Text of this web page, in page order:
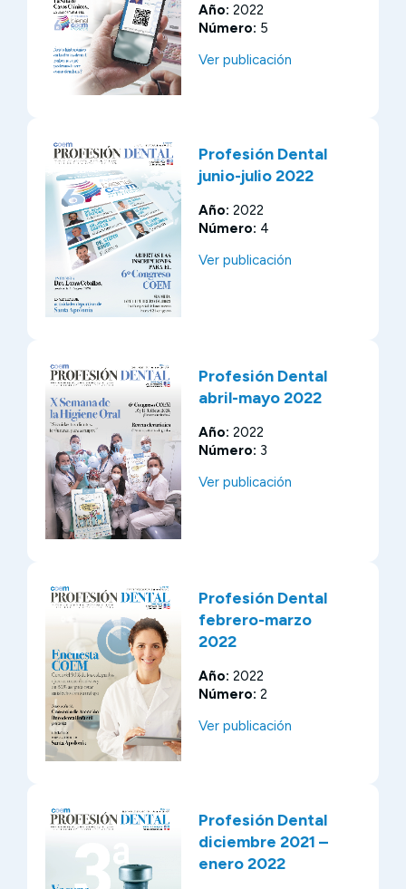
Año: 2022
Número: 5
Ver publicación
Profesión Dental
junio-julio 2022
Año: 2022
Número: 4
Ver publicación
Profesión Dental
abril-mayo 2022
Año: 2022
Número: 3
Ver publicación
Profesión Dental
febrero-marzo
2022
Año: 2022
Número: 2
Ver publicación
Profesión Dental
diciembre 2021 –
enero 2022